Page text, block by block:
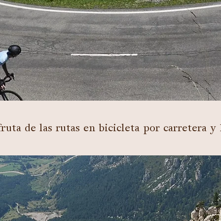
de las rutas en bicicleta por carretera y